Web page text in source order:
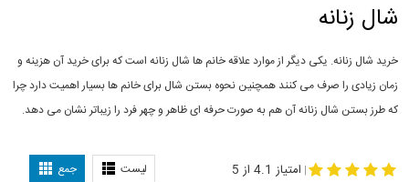
شال زنانه
خرید شال زنانه. یکی دیگر از موارد علاقه خانم ها شال زنانه است که برای خرید آن هزینه و
زمان زیادی را صرف می کنند همچنین نحوه بستن شال برای خانم ها بسیار اهمیت دارد چرا
که طرز بستن شال زنانه آن هم به صورت حرفه ای ظاهر و چهر فرد را زیباتر نشان می دهد.
لیست جمع | امتیاز 4.1 از 5